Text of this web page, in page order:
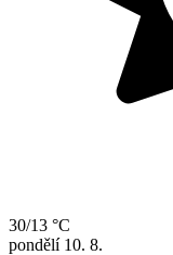
30/13 °C
pondělí 10. 8.